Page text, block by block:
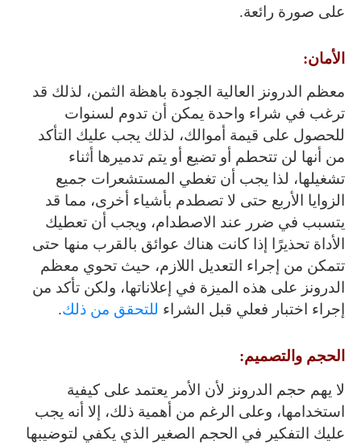
على صورة رائعة.
الأمان:
معظم الدرونز العالية الجودة باهظة الثمن، لذلك قد
ترغب في شراء واحدة يمكن أن تدوم لسنوات
للحصول على قيمة أموالك، لذلك يجب عليك التأكد
من أنها لن تتحطم أو تضيع أو يتم تدميرها أثناء
تشغيلها، لذا يجب أن تغطي المستشعرات جميع
الزوايا الأربع حتى لا تصطدم بأشياء أخرى، مما قد
يتسبب في ضرر عند الاصطدام، ويجب أن تعطيك
الأداة تحذيرًا إذا كانت هناك عوائق بالقرب منها حتى
تتمكن من إجراء التعديل اللازم، حيث تحوي معظم
الدرونز على هذه الميزة في إعلاناتها، ولكن تأكد من
إجراء اختبار فعلي قبل الشراء للتحقق من ذلك.
الحجم والتصميم:
لا يهم حجم الدرونز لأن الأمر يعتمد على كيفية
استخدامها، وعلى الرغم من أهمية ذلك، إلا أنه يجب
عليك التفكير في الحجم الصغير الذي يكفي لتوضيبها